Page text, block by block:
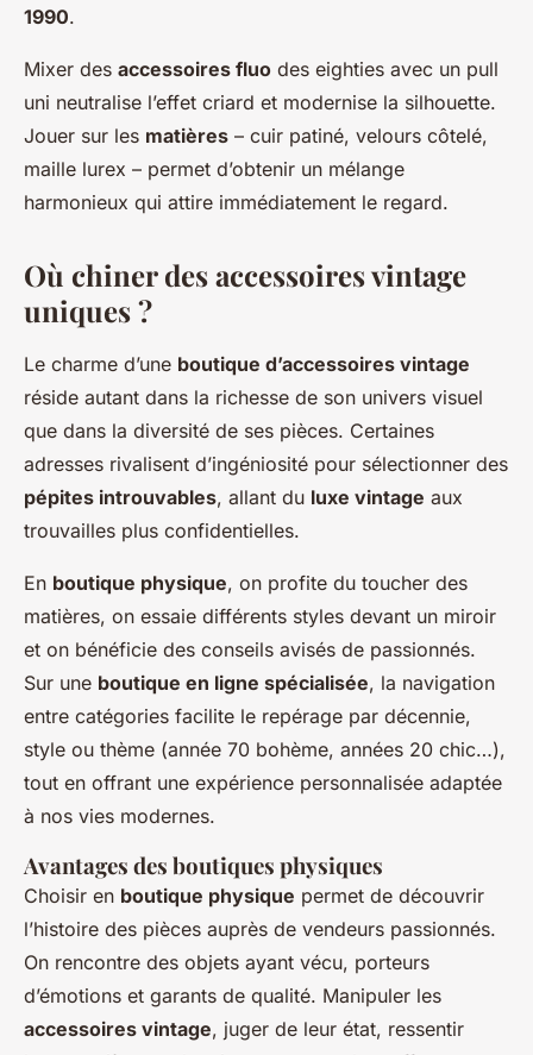
1990.
Mixer des accessoires fluo des eighties avec un pull
uni neutralise l’effet criard et modernise la silhouette.
Jouer sur les matières – cuir patiné, velours côtelé,
maille lurex – permet d’obtenir un mélange
harmonieux qui attire immédiatement le regard.
Où chiner des accessoires vintage
uniques ?
Le charme d’une boutique d’accessoires vintage
réside autant dans la richesse de son univers visuel
que dans la diversité de ses pièces. Certaines
adresses rivalisent d’ingéniosité pour sélectionner des
pépites introuvables, allant du luxe vintage aux
trouvailles plus confidentielles.
En boutique physique, on profite du toucher des
matières, on essaie différents styles devant un miroir
et on bénéficie des conseils avisés de passionnés.
Sur une boutique en ligne spécialisée, la navigation
entre catégories facilite le repérage par décennie,
style ou thème (année 70 bohème, années 20 chic…),
tout en offrant une expérience personnalisée adaptée
à nos vies modernes.
Avantages des boutiques physiques
Choisir en boutique physique permet de découvrir
l’histoire des pièces auprès de vendeurs passionnés.
On rencontre des objets ayant vécu, porteurs
d’émotions et garants de qualité. Manipuler les
accessoires vintage, juger de leur état, ressentir